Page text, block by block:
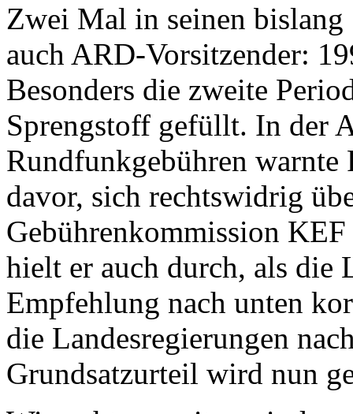
Zwei Mal in seinen bislang
auch ARD-Vorsitzender:
Besonders die zweite
Sprengstoff gefüllt. In der
Rundfunkgebühren
davor, sich rechtswidrig
Gebührenkommission
hielt er auch durch, als die
Empfehlung nach unten
die Landesregierungen
Grundsatzurteil wird nun